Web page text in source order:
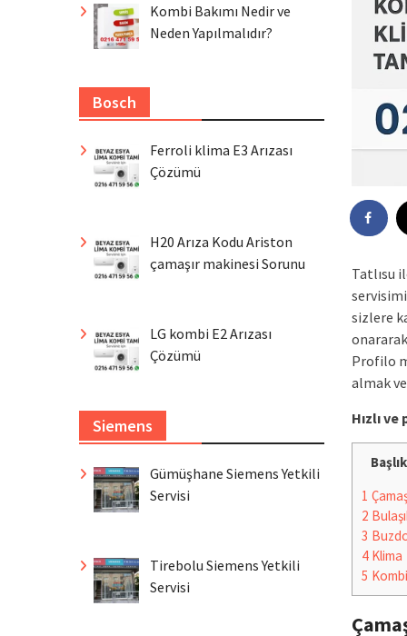
Tatlısu
sizlere
Profilo
almak
Hızlı
1
2
3
4 Klima
5 Kombi
Kombi Bakımı Nedir ve
Neden Yapılmalıdır?
Bosch
Ferroli klima E3 Arızası
Çözümü
H20 Arıza Kodu Ariston
çamaşır makinesi Sorunu
LG kombi E2 Arızası
Çözümü
Siemens
Gümüşhane Siemens Yetkili
Servisi
Tirebolu Siemens Yetkili
Servisi